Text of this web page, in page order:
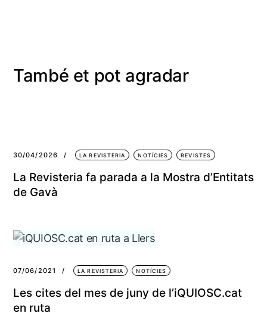
També et pot agradar
30/04/2026 LA REVISTERIA NOTÍCIES REVISTES
La Revisteria fa parada a la Mostra d’Entitats
de Gavà
07/06/2021 LA REVISTERIA NOTÍCIES
Les cites del mes de juny de l’iQUIOSC.cat
en ruta